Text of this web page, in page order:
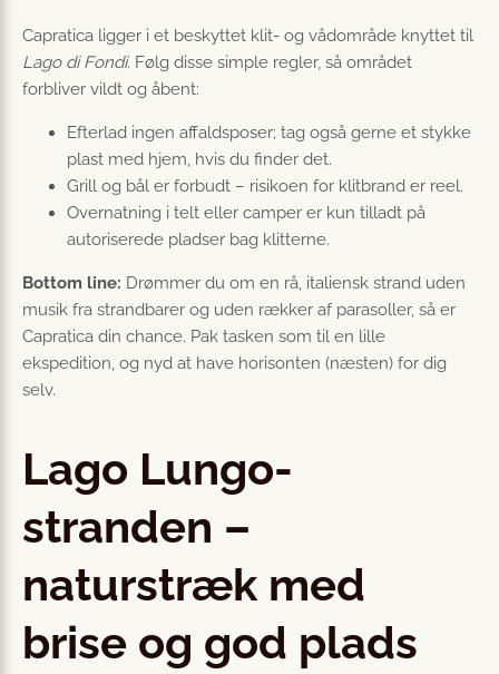
Capratica ligger i et beskyttet klit- og vådområde knyttet til
Lago di Fondi. Følg disse simple regler, så området
forbliver vildt og åbent:
Efterlad ingen affaldsposer; tag også gerne et stykke
plast med hjem, hvis du finder det.
Grill og bål er forbudt – risikoen for klitbrand er reel.
Overnatning i telt eller camper er kun tilladt på
autoriserede pladser bag klitterne.
Bottom line: Drømmer du om en rå, italiensk strand uden
musik fra strandbarer og uden rækker af parasoller, så er
Capratica din chance. Pak tasken som til en lille
ekspedition, og nyd at have horisonten (næsten) for dig
selv.
Lago Lungo-
stranden –
naturstræk med
brise og god plads